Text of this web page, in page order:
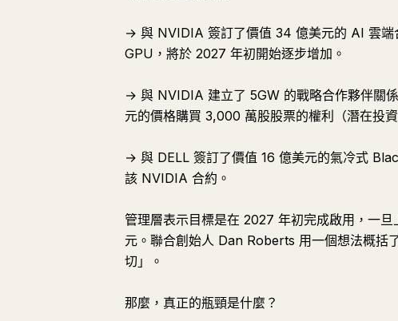
→ 與 NVIDIA 簽訂了價值 34 億美元的 AI 雲
GPU，將於 2027 年初開始逐步增加。
→ 與 NVIDIA 建立了 5GW 的戰略合作夥伴關
元的價格購買 3,000 萬股股票的權利（潛在投
→ 與 DELL 簽訂了價值 16 億美元的氣冷式
該 NVIDIA 合約。
管理層表示目標是在 2027 年初完成啟用，一
元。聯合創始人 Dan Roberts 用一個想法概括
切」。
那麼，真正的瓶頸是什麼？